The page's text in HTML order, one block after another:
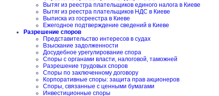
Вытяг из реестра плательщиков единого налога в Киеве
Вытяг из реестра плательщиков НДС в Киеве
Выписка из госреестра в Киеве
Ежегодное подтверждение сведений в Киеве
Разрешение споров
Представительство интересов в судах
Взыскание задолженности
Досудебное урегулирование спора
Споры с органами власти, налоговой, таможней
Разрешение трудовых споров
Споры по заключенному договору
Корпоративные споры: защита прав акционеров
Споры, связанные с ценными бумагами
Инвестиционные споры